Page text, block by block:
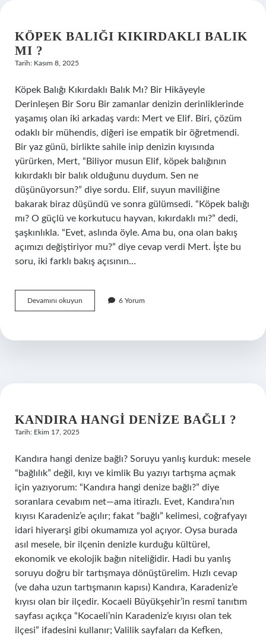
KÖPEK BALIĞI KIKIRDAKLI BALIK
MI ?
Tarih: Kasım 8, 2025
Köpek Balığı Kıkırdaklı Balık Mı? Bir Hikâyeyle
Derinleşen Bir Soru Bir zamanlar denizin derinliklerinde
yaşamış olan iki arkadaş vardı: Mert ve Elif. Biri, çözüm
odaklı bir mühendis, diğeri ise empatik bir öğretmendi.
Bir yaz günü, birlikte sahile inip denizin kıyısında
yürürken, Mert, “Biliyor musun Elif, köpek balığının
kıkırdaklı bir balık olduğunu duydum. Sen ne
düşünüyorsun?” diye sordu. Elif, suyun maviliğine
bakarak biraz düşündü ve sonra gülümsedi. “Köpek balığı
mı? O güçlü ve korkutucu hayvan, kıkırdaklı mı?” dedi,
şaşkınlıkla. “Evet, aslında öyle. Ama bu, ona olan bakış
açımızı değiştiriyor mu?” diye cevap verdi Mert. İşte bu
soru, iki farklı bakış açısının…
Devamını okuyun
balığı
mı
6 Yorum
KANDIRA HANGI DENIZE BAĞLI ?
Tarih: Ekim 17, 2025
Kandıra hangi denize bağlı? Soruyu yanlış kurduk: mesele
“bağlılık” değil, kıyı ve kimlik Bu yazıyı tartışma açmak
için yazıyorum: “Kandıra hangi denize bağlı?” diye
soranlara cevabım net—ama itirazlı. Evet, Kandıra’nın
kıyısı Karadeniz’e açılır; fakat “bağlı” kelimesi, coğrafyayı
idari hiyerarşi gibi okumamıza yol açıyor. Oysa burada
asıl mesele, bir ilçenin denizle kurduğu kültürel,
ekonomik ve ekolojik bağın niteliğidir. Hadi bu yanlış
soruyu doğru bir tartışmaya dönüştürelim. Hızlı cevap
(ve daha uzun tartışmanın kapısı) Kandıra, Karadeniz’e
kıyısı olan bir ilçedir. Kocaeli Büyükşehir’in resmî tanıtım
sayfası açıkça “Kocaeli’nin Karadeniz’e kıyısı olan tek
ilçesi” ifadesini kullanır; Valilik sayfaları da Kefken,